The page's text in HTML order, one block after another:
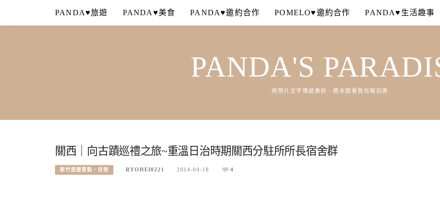
content
PANDA♥旅遊 PANDA♥美食 PANDA♥邀約合作 POMELO♥邀約合作 PANDA♥生活趣事
PANDA'S
用照片文字傳遞美好．週末跟著我吃喝玩樂
關西｜向古蹟巡禮之旅~重溫日治時期關西分駐所所長宿舍群
新竹旅遊景點、住宿 RYOHEI0221 2014-04-18 4